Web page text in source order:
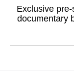
Exclusive
documentary